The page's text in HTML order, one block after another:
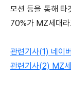
모션 등을 통해 타
70%가 MZ세대라
관련기사(1) 네이
관련기사(2) MZ